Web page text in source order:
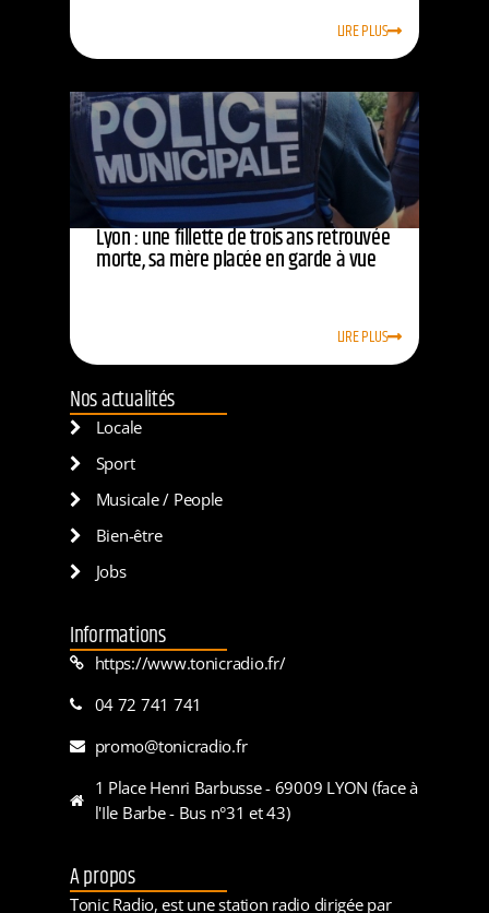
LIRE PLUS
Lyon : une fillette de trois ans retrouvée
morte, sa mère placée en garde à vue
LIRE PLUS
Nos actualités
Locale
Sport
Musicale / People
Bien-être
Jobs
Informations
https://www.tonicradio.fr/
04 72 741 741
promo@tonicradio.fr
1 Place Henri Barbusse - 69009 LYON (face à
l'Ile Barbe - Bus n°31 et 43)
A propos
Tonic Radio, est une station radio dirigée par